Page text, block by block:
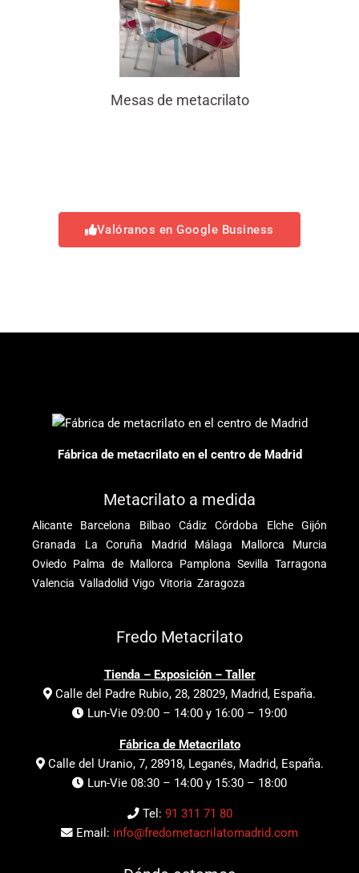
Mesas de metacrilato
Valóranos en Google Business
Fábrica de metacrilato en el centro de Madrid
Metacrilato a medida
Alicante Barcelona Bilbao Cádiz Córdoba Elche
Gijón
Granada
La Coruña Madrid Málaga Mallorca
Murcia
Oviedo Palma de Mallorca Pamplona Sevilla Tarragona
Valencia Valladolid Vigo Vitoria Zaragoza
Fredo Metacrilato
Tienda – Exposición – Taller
Calle del Padre Rubio, 28, 28029, Madrid, España.
Lun-Vie 09:00 – 14:00 y 16:00 – 19:00
Fábrica de Metacrilato
Calle del Uranio, 7, 28918, Leganés, Madrid, España.
Lun-Vie 08:30 – 14:00 y 15:30 – 18:00
Tel: 91 311 71 80
Email: info@fredometacrilatomadrid.com